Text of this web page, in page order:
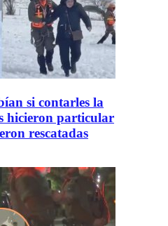
si contarles la
hicieron particular
rescatadas